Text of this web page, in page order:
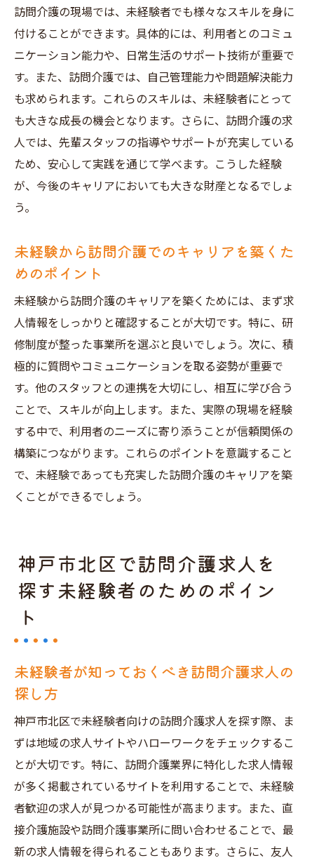
訪問介護の現場では、未経験者でも様々なスキルを身に
付けることができます。具体的には、利用者とのコミュ
ニケーション能力や、日常生活のサポート技術が重要で
す。また、訪問介護では、自己管理能力や問題解決能力
も求められます。これらのスキルは、未経験者にとって
も大きな成長の機会となります。さらに、訪問介護の求
人では、先輩スタッフの指導やサポートが充実している
ため、安心して実践を通じて学べます。こうした経験
が、今後のキャリアにおいても大きな財産となるでしょ
う。
未経験から訪問介護でのキャリアを築くた
めのポイント
未経験から訪問介護のキャリアを築くためには、まず求
人情報をしっかりと確認することが大切です。特に、研
修制度が整った事業所を選ぶと良いでしょう。次に、積
極的に質問やコミュニケーションを取る姿勢が重要で
す。他のスタッフとの連携を大切にし、相互に学び合う
ことで、スキルが向上します。また、実際の現場を経験
する中で、利用者のニーズに寄り添うことが信頼関係の
構築につながります。これらのポイントを意識すること
で、未経験であっても充実した訪問介護のキャリアを築
くことができるでしょう。
神戸市北区で訪問介護求人を
探す未経験者のためのポイン
ト
未経験者が知っておくべき訪問介護求人の
探し方
神戸市北区で未経験者向けの訪問介護求人を探す際、ま
ずは地域の求人サイトやハローワークをチェックするこ
とが大切です。特に、訪問介護業界に特化した求人情報
が多く掲載されているサイトを利用することで、未経験
者歓迎の求人が見つかる可能性が高まります。また、直
接介護施設や訪問介護事業所に問い合わせることで、最
新の求人情報を得られることもあります。さらに、友人